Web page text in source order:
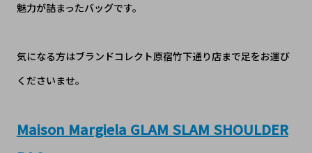
魅力が詰まったバッグです。
気になる方はブランドコレクト原宿竹下通り店まで足をお運び
くださいませ。
Maison Margiela GLAM SLAM SHOULDER